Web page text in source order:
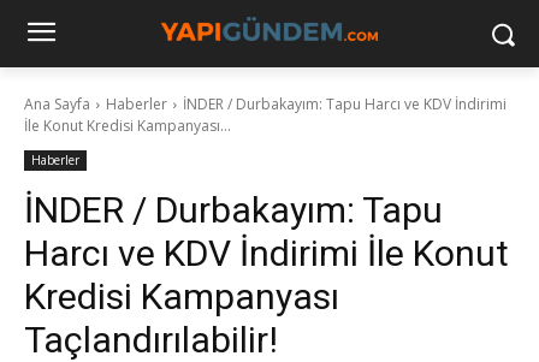
Ana Sayfa Haberler
İNDER / Durbakayım: Tapu Harcı ve KDV İndirimi
İle Konut Kredisi Kampanyası...
Haberler
İNDER / Durbakayım: Tapu
Harcı ve KDV İndirimi İle Konut
Kredisi Kampanyası
Taçlandırılabilir!